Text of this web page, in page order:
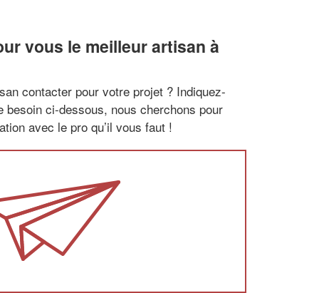
vous le meilleur artisan à
contacter pour votre projet ? Indiquez-
besoin ci-dessous, nous cherchons pour
avec le pro qu’il vous faut !